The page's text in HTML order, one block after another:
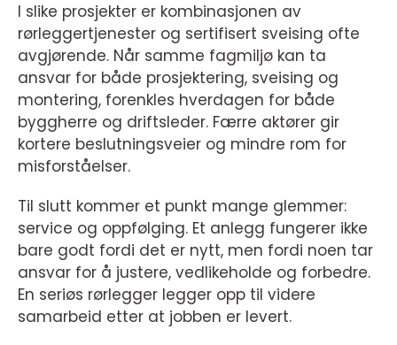
I slike prosjekter er kombinasjonen av
rørleggertjenester og sertifisert sveising ofte
avgjørende. Når samme fagmiljø kan ta
ansvar for både prosjektering, sveising og
montering, forenkles hverdagen for både
byggherre og driftsleder. Færre aktører gir
kortere beslutningsveier og mindre rom for
misforståelser.
Til slutt kommer et punkt mange glemmer:
service og oppfølging. Et anlegg fungerer ikke
bare godt fordi det er nytt, men fordi noen tar
ansvar for å justere, vedlikeholde og forbedre.
En seriøs rørlegger legger opp til videre
samarbeid etter at jobben er levert.